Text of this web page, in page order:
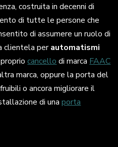
costruita in decenni di
di tutte le persone che
di assumere un ruolo di
clientela perautomatismi
cancello di marca FAAC
marca, oppure la porta del
o ancora migliorare il
di unaporta